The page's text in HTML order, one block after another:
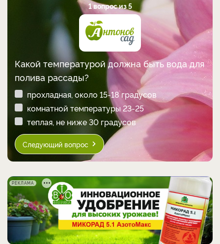
1 вопрос из 5
Какой температурой должна быть вода для
полива рассады?
прохладная, около 15-18 градусов
комнатной температуры 23-25
теплая, не ниже 30 градусов
Следующий вопрос
РЕКЛАМА